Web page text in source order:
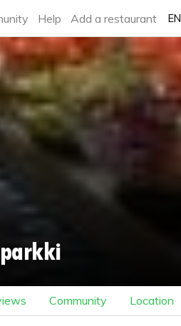
Help Add a restaurant EN
Community Location